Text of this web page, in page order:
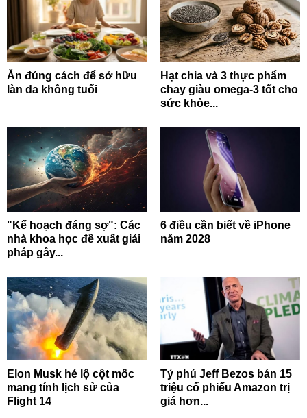
Ăn đúng cách để sở hữu
làn da không tuổi
Hạt chia và 3 thực phẩm
chay giàu omega-3 tốt cho
sức khỏe...
"Kế hoạch đáng sợ": Các
nhà khoa học đề xuất giải
pháp gây...
6 điều cần biết về iPhone
năm 2028
Elon Musk hé lộ cột mốc
mang tính lịch sử của
Flight 14
Tỷ phú Jeff Bezos bán 15
triệu cổ phiếu Amazon trị
giá hơn...